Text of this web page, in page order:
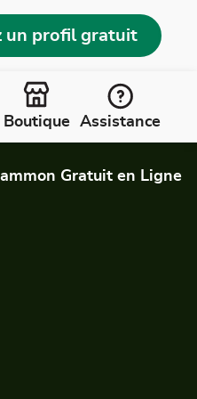
un profil gratuit
Boutique Assistance
Gratuit en Ligne